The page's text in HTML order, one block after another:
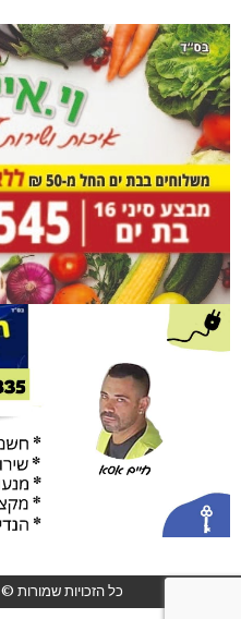
כל הזכויות שמורות © 2017 אמהות מבת-ים